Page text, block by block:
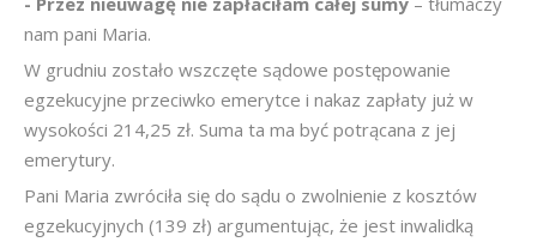
nam pani Maria.
W grudniu zostało wszczęte sądowe postępowanie
egzekucyjne przeciwko emerytce i nakaz zapłaty już w
wysokości 214,25 zł. Suma ta ma być potrącana z jej
emerytury.
Pani Maria zwróciła się do sądu o zwolnienie z kosztów
egzekucyjnych (139 zł) argumentując, że jest inwalidką